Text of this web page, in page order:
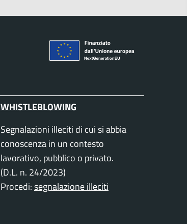
WHISTLEBLOWING
Segnalazioni illeciti di cui si abbia
conoscenza in un contesto
lavorativo, pubblico o privato.
(D.L. n. 24/2023)
Procedi:segnalazione illeciti